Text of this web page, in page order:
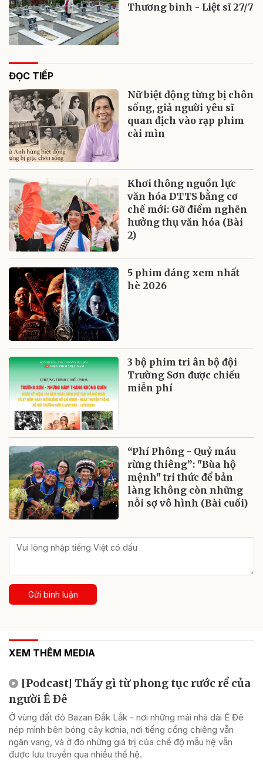
Thương binh - Liệt sĩ 27/7
ĐỌC TIẾP
Nữ biệt động từng bị chôn
sống, giả người yêu sĩ
quan địch vào rạp phim
cài mìn
Khơi thông nguồn lực
văn hóa DTTS bằng cơ
chế mới: Gỡ điểm nghẽn
hưởng thụ văn hóa (Bài
2)
5 phim đáng xem nhất
hè 2026
3 bộ phim tri ân bộ đội
Trường Sơn được chiếu
miễn phí
“Phí Phông - Quỷ máu
rừng thiêng”: "Bùa hộ
mệnh" tri thức để bản
làng không còn những
nỗi sợ vô hình (Bài cuối)
Gửi bình luận
XEM THÊM MEDIA
[Podcast] Thấy gì từ phong tục rước rể của
người Ê Đê
Ở vùng đất đỏ Bazan Đắk Lắk - nơi những mái nhà dài Ê Đê
nép mình bên bóng cây kơnia, nơi tiếng cồng chiêng vẫn
ngân vang, và ở đó những giá trị của chế độ mẫu hệ vẫn
được lưu truyền qua nhiều thế hệ.